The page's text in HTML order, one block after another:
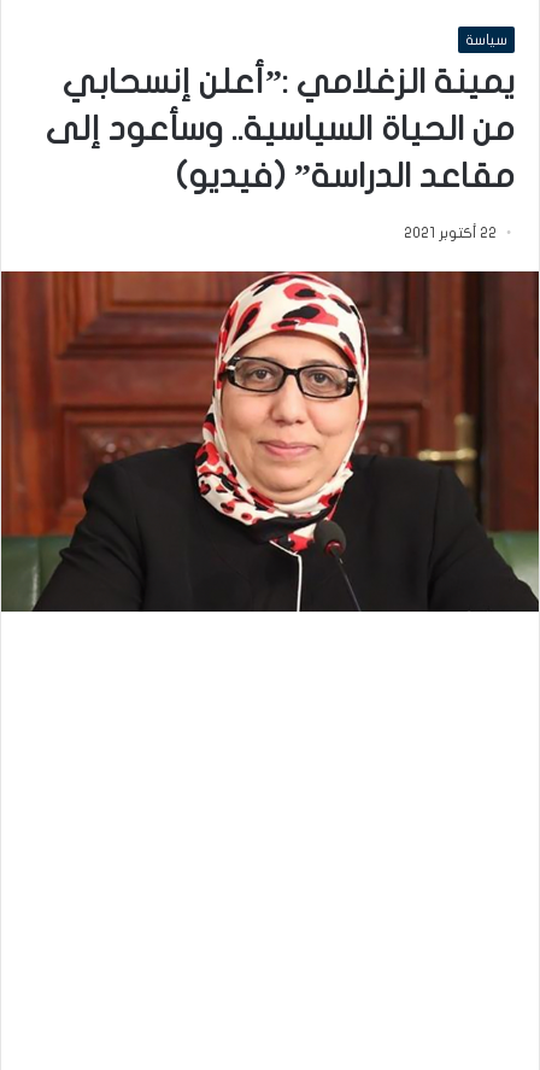
سياسة
يمينة الزغلامي :”أعلن إنسحابي
من الحياة السياسية.. وسأعود إلى
مقاعد الدراسة” (فيديو)
22 أكتوبر 2021